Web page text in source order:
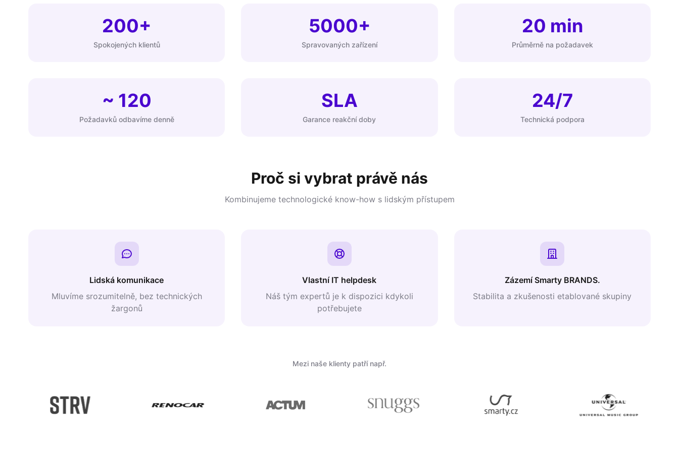
200+
Spokojených klientů
5000+
Spravovaných zařízení
20 min
Průměrně na požadavek
~ 120
Požadavků odbavíme denně
SLA
Garance reakční doby
24/7
Technická podpora
Proč si vybrat právě nás
Kombinujeme technologické know-how s lidským přístupem
Lidská komunikace
Mluvíme srozumitelně, bez technických
žargonů
Vlastní IT helpdesk
Náš tým expertů je k dispozici kdykoli
potřebujete
Zázemí Smarty BRANDS.
Stabilita a zkušenosti etablované skupiny
Mezi naše klienty patří např.